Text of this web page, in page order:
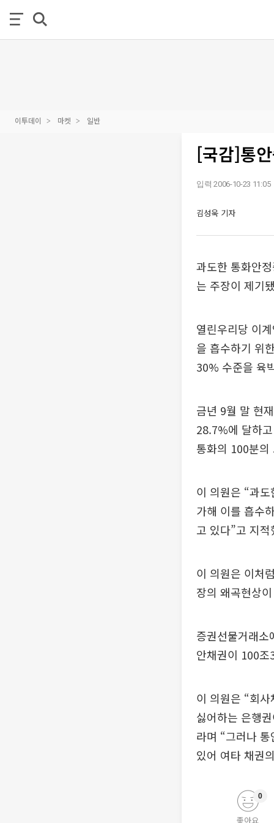
이투데이 마켓 일반
[국감]통
입력 2006-10-23 11:05
김성욱 기자
과도한 통화안
는 주장이 제기
열린우리당 이
을 흡수하기 위
30% 수준을 육
금년 9월 말 현
28.7%에 달하
통화의 100분의
이 의원은 “과
가해 이를 흡수
고 있다”고 지적
이 의원은 이처
장의 왜곡현상
증권선물거래
안채권이 100
이 의원은 “회
싫어하는 은행
라며 “그러나
있어 여타 채권
좋아요
0